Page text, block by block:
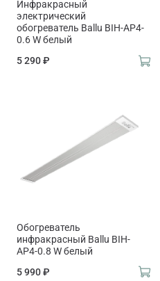
Инфракрасный
электрический
обогреватель Ballu BIH-AP4-
0.6 W белый
5 290 ₽
Обогреватель
инфракрасный Ballu BIH-
AP4-0.8 W белый
5 990 ₽